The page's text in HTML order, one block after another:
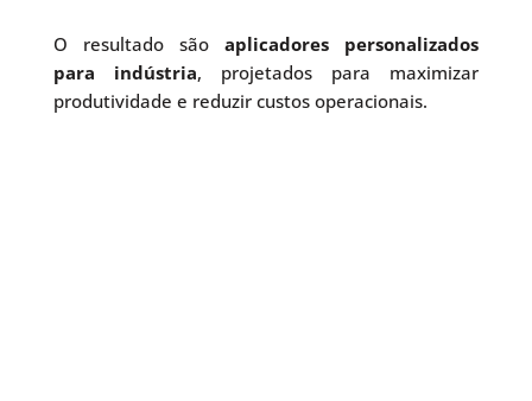
O resultado sãoaplicadores personalizados
para indústria, projetados para maximizar
produtividade e reduzir custos operacionais.